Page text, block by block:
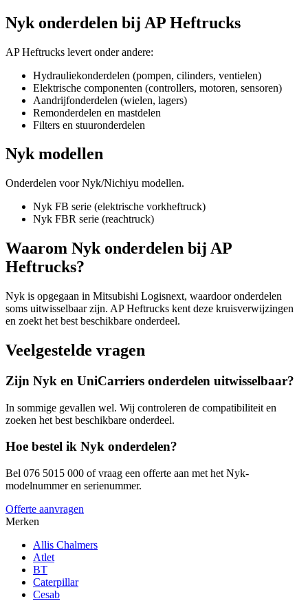
Nyk onderdelen bij AP Heftrucks
AP Heftrucks levert onder andere:
Hydrauliekonderdelen (pompen, cilinders, ventielen)
Elektrische componenten (controllers, motoren, sensoren)
Aandrijfonderdelen (wielen, lagers)
Remonderdelen en mastdelen
Filters en stuuronderdelen
Nyk modellen
Onderdelen voor Nyk/Nichiyu modellen.
Nyk FB serie (elektrische vorkheftruck)
Nyk FBR serie (reachtruck)
Waarom Nyk onderdelen bij AP
Heftrucks?
Nyk is opgegaan in Mitsubishi Logisnext, waardoor onderdelen
soms uitwisselbaar zijn. AP Heftrucks kent deze kruisverwijzingen
en zoekt het best beschikbare onderdeel.
Veelgestelde vragen
Zijn Nyk en UniCarriers onderdelen uitwisselbaar?
In sommige gevallen wel. Wij controleren de compatibiliteit en
zoeken het best beschikbare onderdeel.
Hoe bestel ik Nyk onderdelen?
Bel 076 5015 000 of vraag een offerte aan met het Nyk-
modelnummer en serienummer.
Offerte aanvragen
Merken
Allis Chalmers
Atlet
BT
Caterpillar
Cesab